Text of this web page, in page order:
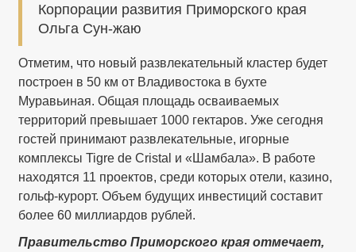
Корпорации развития Приморского края
Ольга Сун-жаю
Отметим, что новый развлекательный кластер будет
построен в 50 км от Владивостока в бухте
Муравьиная. Общая площадь осваиваемых
территорий превышает 1000 гектаров. Уже сегодня
гостей принимают развлекательные, игорные
комплексы Tigre de Cristal и «Шамбала». В работе
находятся 11 проектов, среди которых отели, казино,
гольф-курорт. Объем будущих инвестиций составит
более 60 миллиардов рублей.
Правительство Приморского края отмечает,